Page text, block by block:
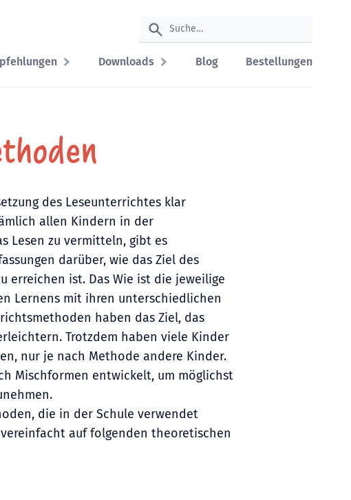
Downloads Blog Bestellungen
des Leseunterrichtes klar
allen Kindern in der
Lesen zu vermitteln, gibt es
darüber, wie das Ziel des
erreichen ist. Das Wie ist die jeweilige
Lernens mit ihren unterschiedlichen
haben das Ziel, das
Trotzdem haben viele Kinder
nur je nach Methode andere Kinder.
Mischformen entwickelt, um möglichst
die in der Schule verwendet
auf folgenden theoretischen